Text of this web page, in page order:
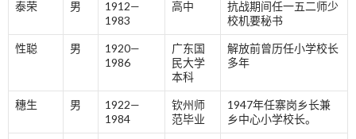
泰荣 男
1912—
1983
高中
抗战期间任一五二师少
校机要秘书
性聪 男
1920—
1986
广东国
民大学
本科
解放前曾历任小学校长
多年
穗生 男
1922—
1984
钦州师
范毕业
1947年任寨岗乡长兼
乡中心小学校长。